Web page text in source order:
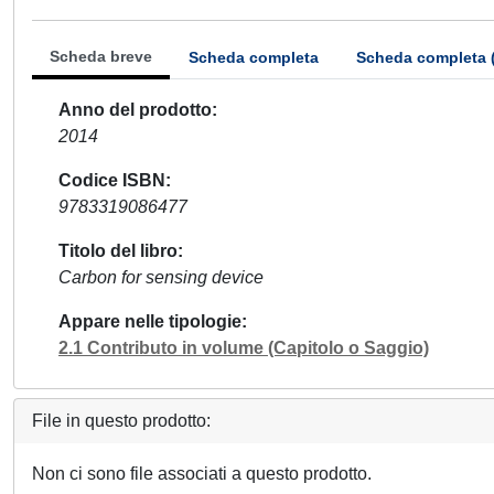
Scheda breve Scheda completa Scheda completa
Anno del prodotto
2014
Codice ISBN
9783319086477
Titolo del libro
Carbon for sensing device
Appare nelle tipologie
2.1 Contributo in volume (Capitolo o Saggio)
File in questo prodotto:
Non ci sono file associati a questo prodotto.